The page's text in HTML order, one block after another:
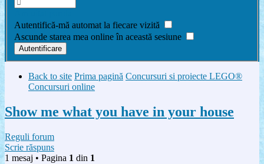
Autentifică-mă automat la fiecare vizită
Ascunde starea mea online în această sesiune
Back to site Prima pagină Concursuri si proiecte LEGO®
Concursuri online
Show me what you have in your house
Reguli forum
Scrie răspuns
1 mesaj • Pagina 1 din 1